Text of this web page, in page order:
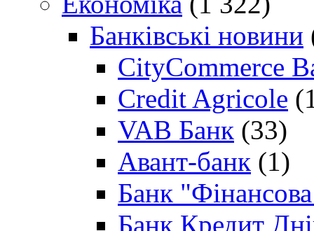
Банківські новини
CityCommerce
Credit Agricole
VAB Банк (33)
Авант-банк (1)
Банк "Фінансова
Банк Кредит